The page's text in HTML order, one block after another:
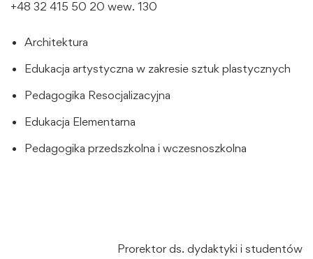
+48 32 415 50 20 wew. 130
Architektura
Edukacja artystyczna w zakresie sztuk plastycznych
Pedagogika Resocjalizacyjna
Edukacja Elementarna
Pedagogika przedszkolna i wczesnoszkolna
Prorektor ds. dydaktyki i studentów